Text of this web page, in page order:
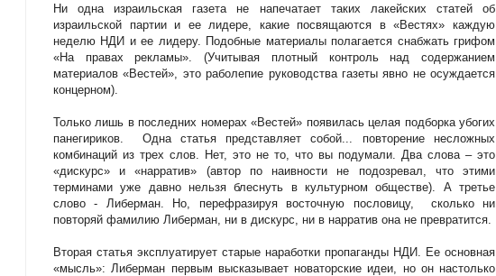
Ни одна израильская газета не напечатает таких лакейских статей об
израильской партии и ее лидере, какие посвящаются в «Вестях» каждую
неделю НДИ и ее лидеру. Подобные материалы полагается снабжать грифом
«На правах рекламы». (Учитывая плотный контроль над содержанием
материалов «Вестей», это раболепие руководства газеты явно не осуждается
концерном).
Только лишь в последних номерах «Вестей» появилась целая подборка убогих
панегириков. Одна статья представляет собой... повторение несложных
комбинаций из трех слов. Нет, это не то, что вы подумали. Два слова – это
«дискурс» и «нарратив» (автор по наивности не подозревал, что этими
терминами уже давно нельзя блеснуть в культурном обществе). А третье
слово - Либерман. Но, перефразируя восточную пословицу,
сколько ни
повторяй фамилию Либерман, ни в дискурс, ни в нарратив она не превратится.
Вторая статья эксплуатирует старые наработки пропаганды НДИ. Ее основная
«мысль»: Либерман первым высказывает новаторские идеи, но он настолько